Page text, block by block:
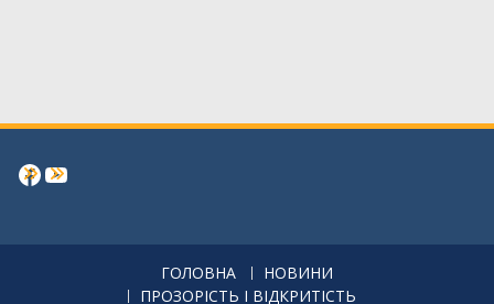
Facebook
https://www.youtube.com/channel/
ГОЛОВНА
НОВИНИ
ПРОЗОРІСТЬ І ВІДКРИТІСТЬ